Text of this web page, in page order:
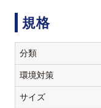
規格
分類
環境対策
サイズ